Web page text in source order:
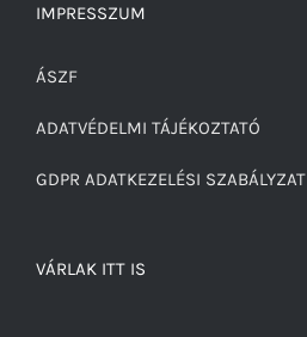
IMPRESSZUM
ÁSZF
ADATVÉDELMI TÁJÉKOZTATÓ
GDPR ADATKEZELÉSI SZABÁLYZAT
VÁRLAK ITT IS